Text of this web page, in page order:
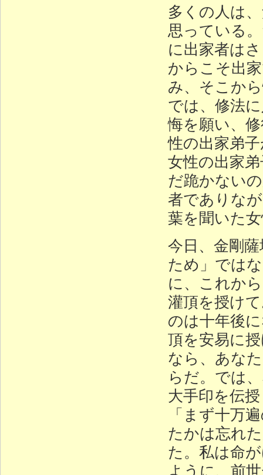
多くの人は
思っている
に出家者は
からこそ出
み、そこか
では、修法
悔を願い、
性の出家弟
女性の出家
だ跪かない
者でありな
葉を聞いた
今日、金剛
ため」では
に、これか
灌頂を授け
のは十年後
頂を安易に
なら、あな
らだ。では
大手印を伝
「まず十万
たかは忘れ
た。私は命
ように、前